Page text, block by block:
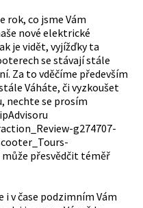
rok, co jsme Vám
nové elektrické
je vidět, vyjížďky ta
se stávají stále
Za to vděčíme především
Váháte, či vyzkoušet
nechte se prosím
g274707-
přesvědčit téměř
i v čase podzimním Vám